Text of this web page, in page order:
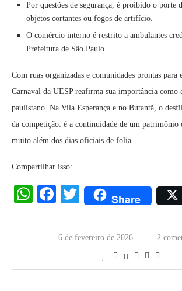
Por questões de segurança, é proibido o porte
objetos cortantes ou fogos de artifício.
O comércio interno é restrito a ambulantes
Prefeitura de São Paulo.
Com ruas organizadas e comunidades prontas para
Carnaval da UESP reafirma sua importância como
paulistano. Na Vila Esperança e no Butantã, o
da competição: é a continuidade de um patrimônio
muito além dos dias oficiais de folia.
Compartilhar isso:
WhatsApp
Facebook
Twitter
Share
6 de fevereiro de 2026 2